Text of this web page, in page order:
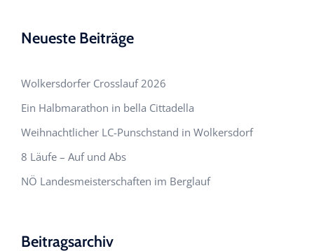
Neueste Beiträge
Wolkersdorfer Crosslauf 2026
Ein Halbmarathon in bella Cittadella
Weihnachtlicher LC-Punschstand in Wolkersdorf
8 Läufe – Auf und Abs
NÖ Landesmeisterschaften im Berglauf
Beitragsarchiv